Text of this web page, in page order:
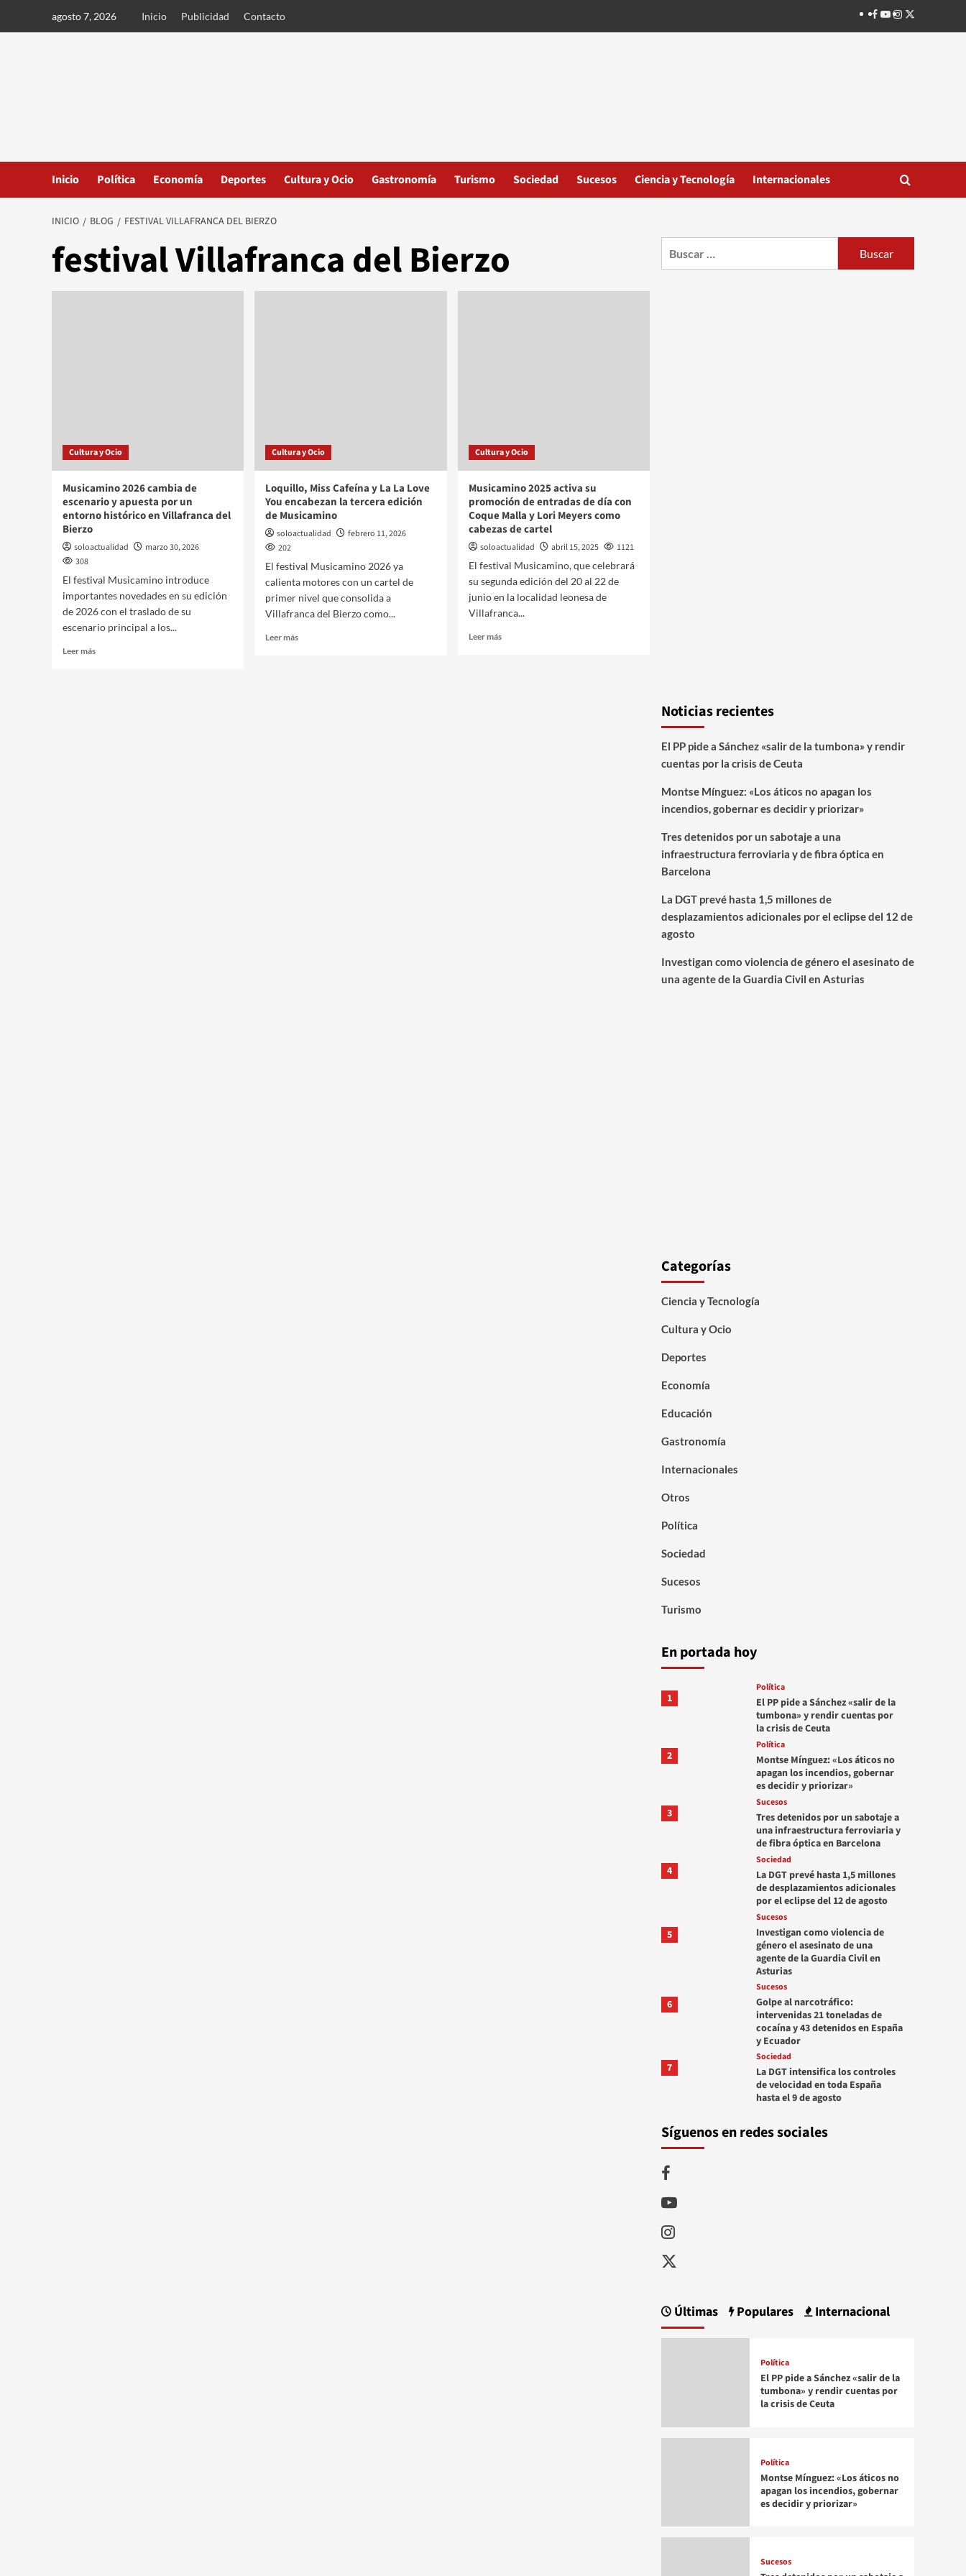
agosto 7, 2026 Inicio Publicidad Contacto Facebook
Youtube
Instagram
Twitter
Inicio Política Economía Deportes Cultura y Ocio Gastronomía Turismo Sociedad Sucesos Ciencia y Tecnología Internacionales
INICIO BLOG FESTIVAL VILLAFRANCA DEL BIERZO
festival Villafranca del Bierzo
Cultura y Ocio
Musicamino 2026 cambia de
escenario y apuesta por un
entorno histórico en Villafranca del
Bierzo
soloactualidad
marzo 30, 2026
308
El festival Musicamino introduce
importantes novedades en su edición
de 2026 con el traslado de su
escenario principal a los...
Leer más
Cultura y Ocio
Loquillo, Miss Cafeína y La La Love
You encabezan la tercera edición
de Musicamino
soloactualidad
febrero 11, 2026
202
El festival Musicamino 2026 ya
calienta motores con un cartel de
primer nivel que consolida a
Villafranca del Bierzo como...
Leer más
Cultura y Ocio
Musicamino 2025 activa su
promoción de entradas de día con
Coque Malla y Lori Meyers como
cabezas de cartel
soloactualidad abril 15, 2025
1121
El festival Musicamino, que celebrará
su segunda edición del 20 al 22 de
junio en la localidad leonesa de
Villafranca...
Leer más
Noticias recientes
El PP pide a Sánchez «salir de la tumbona» y rendir
cuentas por la crisis de Ceuta
Montse Mínguez: «Los áticos no apagan los
incendios, gobernar es decidir y priorizar»
Tres detenidos por un sabotaje a una
infraestructura ferroviaria y de fibra óptica en
Barcelona
La DGT prevé hasta 1,5 millones de
desplazamientos adicionales por el eclipse del 12 de
agosto
Investigan como violencia de género el asesinato de
una agente de la Guardia Civil en Asturias
Categorías
Ciencia y Tecnología
Cultura y Ocio
Deportes
Economía
Educación
Gastronomía
Internacionales
Otros
Política
Sociedad
Sucesos
Turismo
En portada hoy
1
Política
El PP pide a Sánchez «salir de la
tumbona» y rendir cuentas por
la crisis de Ceuta
2
Política
Montse Mínguez: «Los áticos no
apagan los incendios, gobernar
es decidir y priorizar»
3
Sucesos
Tres detenidos por un sabotaje a
una infraestructura ferroviaria y
de fibra óptica en Barcelona
4
Sociedad
La DGT prevé hasta 1,5 millones
de desplazamientos adicionales
por el eclipse del 12 de agosto
5
Sucesos
Investigan como violencia de
género el asesinato de una
agente de la Guardia Civil en
Asturias
6
Sucesos
Golpe al narcotráfico:
intervenidas 21 toneladas de
cocaína y 43 detenidos en España
y Ecuador
7
Sociedad
La DGT intensifica los controles
de velocidad en toda España
hasta el 9 de agosto
Síguenos en redes sociales
Facebook
Youtube
Instagram
Twitter
Últimas Populares Internacional
Política
El PP pide a Sánchez «salir de la
tumbona» y rendir cuentas por
la crisis de Ceuta
Política
Montse Mínguez: «Los áticos no
apagan los incendios, gobernar
es decidir y priorizar»
Sucesos